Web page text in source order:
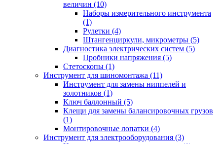
величин (10)
Наборы измерительного инструмента
(1)
Рулетки (4)
Штангенциркули, микрометры (5)
Диагностика электрических систем (5)
Пробники напряжения (5)
Стетоскопы (1)
Инструмент для шиномонтажа (11)
Инструмент для замены ниппелей и
золотников (1)
Ключ баллонный (5)
Клещи для замены балансировочных грузов
(1)
Монтировочные лопатки (4)
Инструмент для электрооборудования (3)